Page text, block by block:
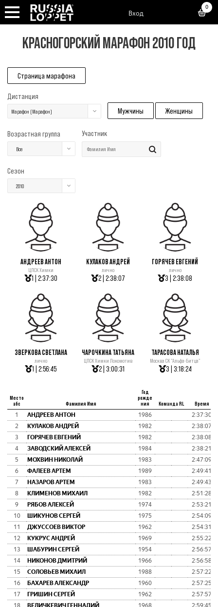
Вход
0
КРАСНОГОРСКИЙ МАРАФОН 2010 ГОД
Страница марафона
Дистанция
Марафон (Марафон) Мужчины Женщины
Возрастная группа
Все
Участник
Сезон
2010
АНДРЕЕВ АНТОН
ЦПСК Химки
1 | 2:37:30
КУЛАКОВ АНДРЕЙ
лично
2 | 2:38:07
ГОРЯЧЕВ ЕВГЕНИЙ
лично
3 | 2:38:08
ЗВЕРКОВА СВЕТЛАНА
лично
1 | 2:56:45
ЧАРОЧКИНА ТАТЬЯНА
ЦПСК Химки Локомотив
2 | 3:00:31
ТАРАСОВА НАТАЛЬЯ
Москва СК "Альфа-Битца"
3 | 3:18:24
Место
абс
Фамилия Имя
Год
рожде
ния
Команда RL Время
1 АНДРЕЕВ АНТОН 1986
2:37:30
2
КУЛАКОВ АНДРЕЙ 1982
2:38:07
3
ГОРЯЧЕВ ЕВГЕНИЙ 1982
2:38:08
4
ЗАВОДСКИЙ АЛЕКСЕЙ 1984
2:38:21
5
МОХВИН НИКОЛАЙ 1983
2:47:09
6
ФАЛЕЕВ АРТЕМ 1989
2:49:41
7
НАЗАРОВ АРТЕМ 1983
2:49:43
8
КЛИМЕНОВ МИХАИЛ 1982
2:51:28
9
РЯБОВ АЛЕКСЕЙ 1974
2:53:21
10
ШИКУНОВ СЕРГЕЙ 1975
2:54:09
11
ДЖУССОЕВ ВИКТОР 1962
2:54:31
12
КУКРУС АНДРЕЙ 1969
2:55:22
13
ШАБУРИН СЕРГЕЙ 1954
2:56:57
14
НИКОНОВ ДМИТРИЙ 1966
2:56:58
15
СОЛОВЬЕВ МИХАИЛ 1988
2:57:22
16
БАХАРЕВ АЛЕКСАНДР 1960
2:57:25
17
ГРИШИН СЕРГЕЙ 1962
2:57:57
18
ВЕЛИЧКЕВИЧ ГЕННАДИЙ 1968
2:59:45